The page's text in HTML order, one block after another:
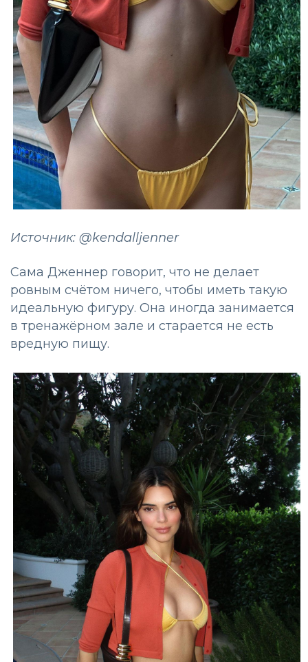
Источник: @kendalljenner
Сама Дженнер говорит, что не делает
ровным счётом ничего, чтобы иметь такую
идеальную фигуру. Она иногда занимается
в тренажёрном зале и старается не есть
вредную пищу.